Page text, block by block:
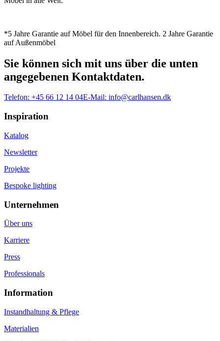
*5 Jahre Garantie auf Möbel für den Innenbereich. 2 Jahre Garantie
auf Außenmöbel
Sie können sich mit uns über die unten
angegebenen Kontaktdaten.
Telefon: +45 66 12 14 04E-Mail: info@carlhansen.dk
Inspiration
Katalog
Newsletter
Projekte
Bespoke lighting
Unternehmen
Über uns
Karriere
Press
Professionals
Information
Instandhaltung & Pflege
Materialien